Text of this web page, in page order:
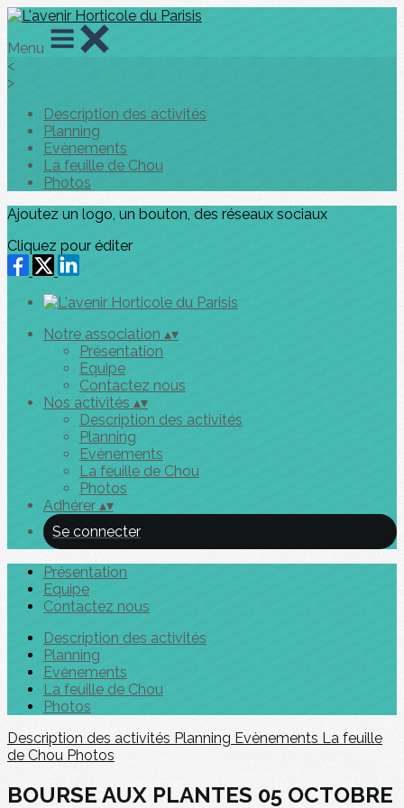
Menu
<
>
Description des activités
Planning
Evènements
La feuille de Chou
Photos
Ajoutez un logo, un bouton, des réseaux sociaux
Cliquez pour éditer
Notre association ▴▾
Présentation
Equipe
Contactez nous
Nos activités ▴▾
Description des activités
Planning
Evènements
La feuille de Chou
Photos
Adhérer ▴▾
Se connecter
Présentation
Equipe
Contactez nous
Description des activités
Planning
Evènements
La feuille de Chou
Photos
Description des activités Planning Evènements La feuille
de Chou Photos
BOURSE AUX PLANTES 05 OCTOBRE